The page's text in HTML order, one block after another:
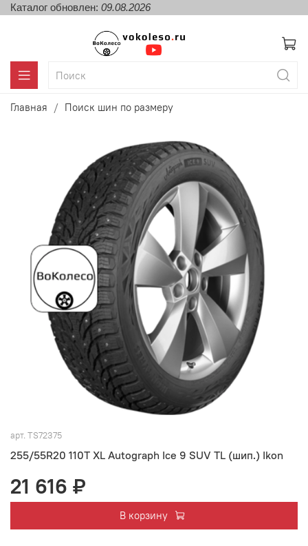
Каталог обновлен: 09.08.2026
Главная Поиск шин по размеру
арт. TS72375
255/55R20 110T XL Autograph Ice 9 SUV TL (шип.) Ikon
21 616 ₽
В корзину